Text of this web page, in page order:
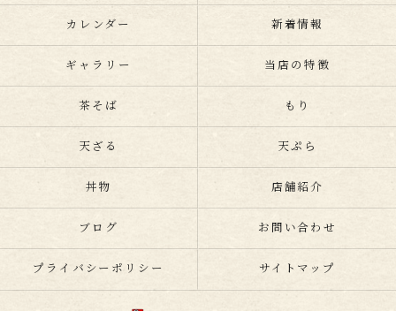
カレンダー 新着情報
ギャラリー 当店の特徴
茶そば もり
天ざる 天ぷら
丼物 店舗紹介
ブログ お問い合わせ
プライバシーポリシー サイトマップ